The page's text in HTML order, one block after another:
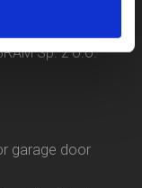
Sp. z o.o.
garage door